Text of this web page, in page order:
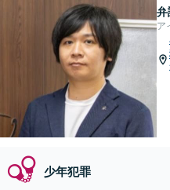
弁
ア
少年犯罪